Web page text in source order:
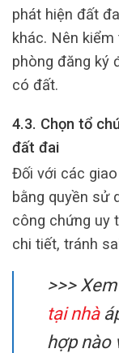
phát hiện đất
khác. Nên
phòng đăng ký
có đất.
4.3. Chọn tổ
đất đai
Đối với các
bằng quyền sử
công chứng uy
chi tiết, tránh
>>>
tại nhà
hợp nào